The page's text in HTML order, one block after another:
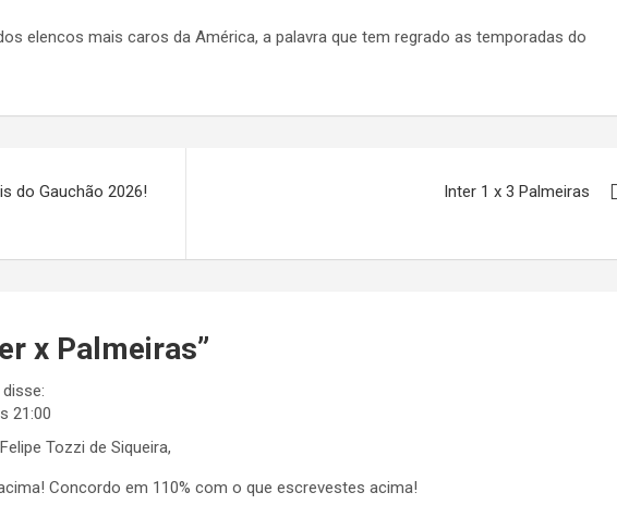
elencos mais caros da América, a palavra que tem regrado as temporadas do
do Gauchão 2026!
Inter 1 x 3 Palmeiras
x Palmeiras”
disse:
21:00
Tozzi de Siqueira,
acima! Concordo em 110% com o que escrevestes acima!